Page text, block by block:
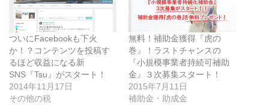
ついにFacebookも下火
か！？コンテンツを投稿す
るほど収益になる新
SNS『Tsu』がスタート！
2014年11月17日
その他の税
無料！補助金獲得『虎の
巻』！ラストチャンスの
『小規模事業者持続可補助
金』３次募集スタート！
2015年7月11日
補助金・助成金